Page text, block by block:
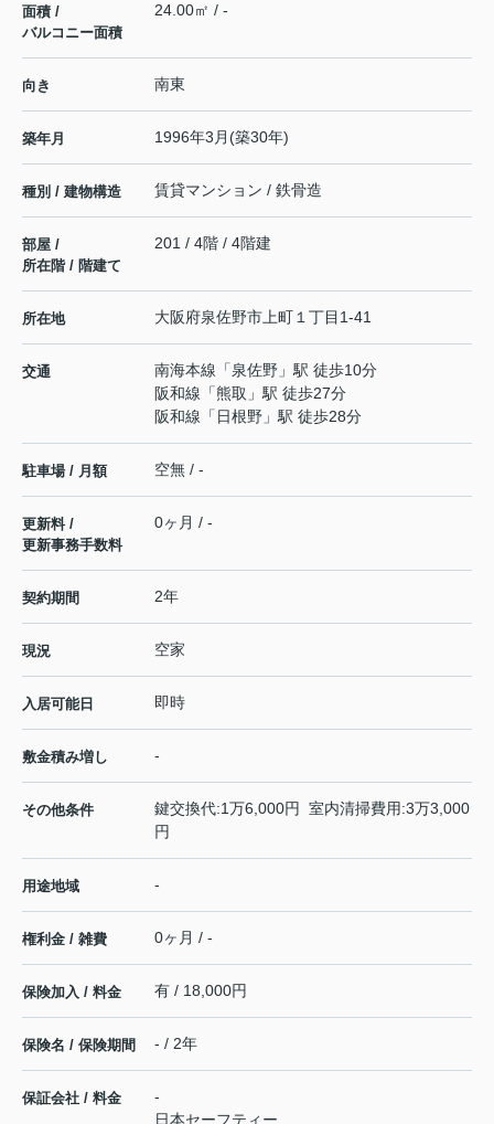
面積 /
バルコニー面積
24.00㎡ / -
向き 南東
築年月 1996年3月(築30年)
種別 / 建物構造 賃貸マンション / 鉄骨造
部屋 /
所在階 / 階建て
201 / 4階 / 4階建
所在地 大阪府泉佐野市 上町 １丁目1-41
交通 南海本線 「泉佐野 」駅 徒歩10分
阪和線 「熊取 」駅 徒歩27分
阪和線 「 日根野 」駅 徒歩28分
駐車場 / 月額 空無 / -
更新料 /
更新事務手数料
0ヶ月 / -
契約期間 2年
現況 空家
入居可能日 即時
敷金積み増し -
その他条件
鍵交換代:1万6,000円 室内清掃費用:3万3,000
円
用途地域 -
権利金 / 雑費 0ヶ月 / -
保険加入 / 料金 有 / 18,000円
保険名 / 保険期間 - / 2年
保証会社 / 料金
-
日本セーフティー